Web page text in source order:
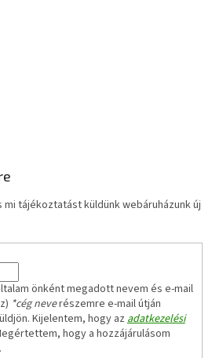
mi tájékoztatást küldünk webáruházunk új
önként megadott nevem és e-mail
*cég neverészemre e-mail útján
Kijelentem, hogy azadatkezelési
hogy a hozzájárulásom